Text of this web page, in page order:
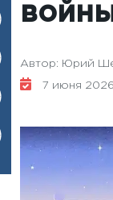
Автор: Юрий
7 июня 2026